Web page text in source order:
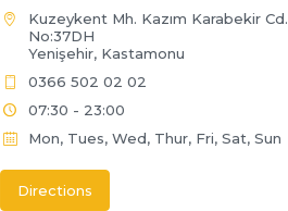
Kuzeykent Mh. Kazım Karabekir Cd.
No:37DH
Yenişehir, Kastamonu
0366 502 02 02
07:30 - 23:00
Mon, Tues, Wed, Thur, Fri, Sat, Sun
Directions